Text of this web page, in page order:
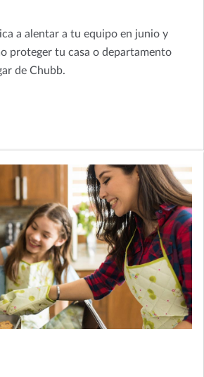
a alentar a tu equipo en junio y
proteger tu casa o departamento
de Chubb.